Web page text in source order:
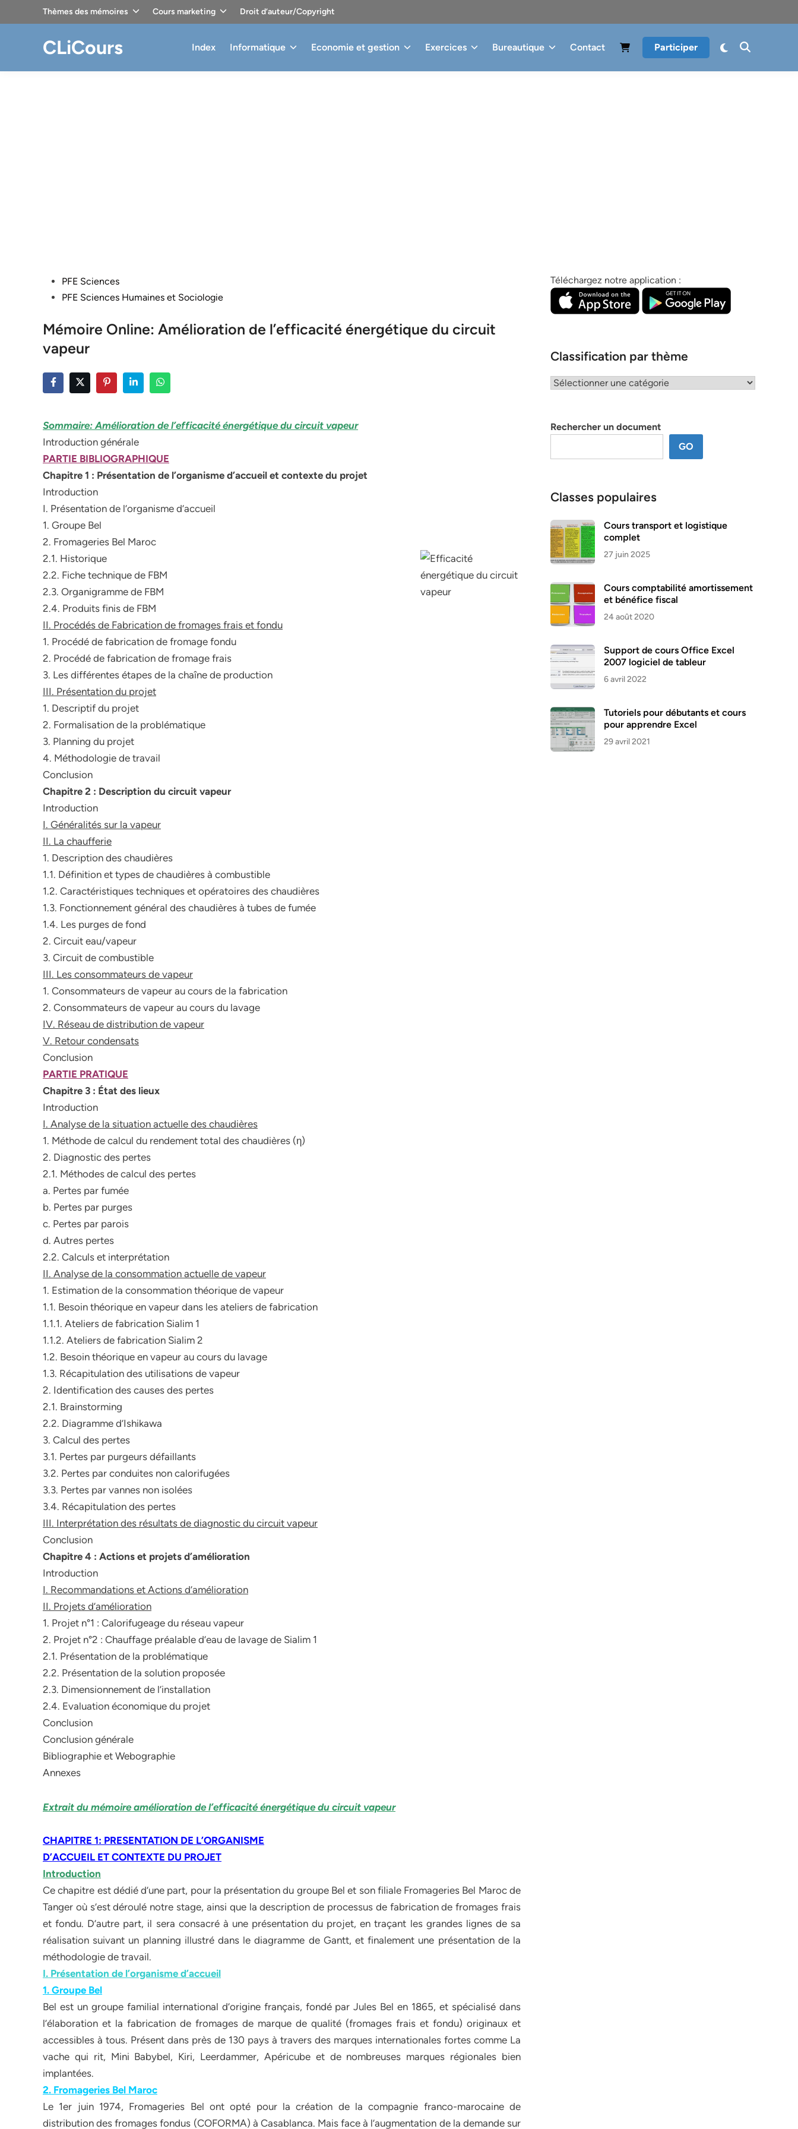
Thèmes des mémoires Cours marketing Droit d’auteur/Copyright
CLiCours Index Informatique Economie et gestion Exercices Bureautique Contact Participer
PostedPFE Sciences
PFE Sciences Humaines et Sociologie
Mémoire Online: Amélioration de l’efficacité énergétique du circuit
vapeur
Sommaire: Amélioration de l’efficacité énergétique du circuit vapeur
Introduction générale
PARTIE BIBLIOGRAPHIQUE
Chapitre 1 : Présentation de l’organisme d’accueil et contexte du projet
Introduction
I. Présentation de l’organisme d’accueil
1. Groupe Bel
2. Fromageries Bel Maroc
2.1. Historique
2.2. Fiche technique de FBM
2.3. Organigramme de FBM
2.4. Produits finis de FBM
II. Procédés de Fabrication de fromages frais et fondu
1. Procédé de fabrication de fromage fondu
2. Procédé de fabrication de fromage frais
3. Les différentes étapes de la chaîne de production
III. Présentation du projet
1. Descriptif du projet
2. Formalisation de la problématique
3. Planning du projet
4. Méthodologie de travail
Conclusion
Chapitre 2 : Description du circuit vapeur
Introduction
I. Généralités sur la vapeur
II. La chaufferie
1. Description des chaudières
1.1. Définition et types de chaudières à combustible
1.2. Caractéristiques techniques et opératoires des chaudières
1.3. Fonctionnement général des chaudières à tubes de fumée
1.4. Les purges de fond
2. Circuit eau/vapeur
3. Circuit de combustible
III. Les consommateurs de vapeur
1. Consommateurs de vapeur au cours de la fabrication
2. Consommateurs de vapeur au cours du lavage
IV. Réseau de distribution de vapeur
V. Retour condensats
Conclusion
PARTIE PRATIQUE
Chapitre 3 : État des lieux
Introduction
I. Analyse de la situation actuelle des chaudières
1. Méthode de calcul du rendement total des chaudières (η)
2. Diagnostic des pertes
2.1. Méthodes de calcul des pertes
a. Pertes par fumée
b. Pertes par purges
c. Pertes par parois
d. Autres pertes
2.2. Calculs et interprétation
II. Analyse de la consommation actuelle de vapeur
1. Estimation de la consommation théorique de vapeur
1.1. Besoin théorique en vapeur dans les ateliers de fabrication
1.1.1. Ateliers de fabrication Sialim 1
1.1.2. Ateliers de fabrication Sialim 2
1.2. Besoin théorique en vapeur au cours du lavage
1.3. Récapitulation des utilisations de vapeur
2. Identification des causes des pertes
2.1. Brainstorming
2.2. Diagramme d’Ishikawa
3. Calcul des pertes
3.1. Pertes par purgeurs défaillants
3.2. Pertes par conduites non calorifugées
3.3. Pertes par vannes non isolées
3.4. Récapitulation des pertes
III. Interprétation des résultats de diagnostic du circuit vapeur
Conclusion
Chapitre 4 : Actions et projets d’amélioration
Introduction
I. Recommandations et Actions d’amélioration
II. Projets d’amélioration
1. Projet n°1 : Calorifugeage du réseau vapeur
2. Projet n°2 : Chauffage préalable d’eau de lavage de Sialim 1
2.1. Présentation de la problématique
2.2. Présentation de la solution proposée
2.3. Dimensionnement de l’installation
2.4. Evaluation économique du projet
Conclusion
Conclusion générale
Bibliographie et Webographie
Annexes
Extrait du mémoire amélioration de l’efficacité énergétique du circuit vapeur
CHAPITRE 1: PRESENTATION DE L’ORGANISME
D’ACCUEIL ET CONTEXTE DU PROJET
Introduction
Ce chapitre est dédié d’une part, pour la présentation du groupe Bel et son filiale Fromageries Bel Maroc de
Tanger où s’est déroulé notre stage, ainsi que la description de processus de fabrication de fromages frais
et fondu. D’autre part, il sera consacré à une présentation du projet, en traçant les grandes lignes de sa
réalisation suivant un planning illustré dans le diagramme de Gantt, et finalement une présentation de la
méthodologie de travail.
I. Présentation de l’organisme d’accueil
1. Groupe Bel
Bel est un groupe familial international d’origine français, fondé par Jules Bel en 1865, et spécialisé dans
l’élaboration et la fabrication de fromages de marque de qualité (fromages frais et fondu) originaux et
accessibles à tous. Présent dans près de 130 pays à travers des marques internationales fortes comme La
vache qui rit, Mini Babybel, Kiri, Leerdammer, Apéricube et de nombreuses marques régionales bien
implantées.
2. Fromageries Bel Maroc
Le 1er juin 1974, Fromageries Bel ont opté pour la création de la compagnie franco-marocaine de
distribution des fromages fondus (COFORMA) à Casablanca. Mais face à l’augmentation de la demande sur
Téléchargez notre application :
Classification par thème
Classification
Rechercher un document
GO
Classes populaires
Cours transport et logistique
complet
27 juin 2025
Cours comptabilité amortissement
et bénéfice fiscal
24 août 2020
Support de cours Office Excel
2007 logiciel de tableur
6 avril 2022
Tutoriels pour débutants et cours
pour apprendre Excel
29 avril 2021